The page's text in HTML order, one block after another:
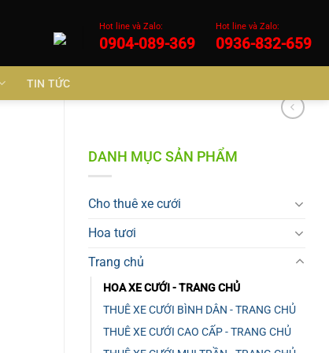
Hot line và Zalo:
0904-089-369
Hot line và Zalo:
0936-832-659
TIN TỨC
DANH MỤC SẢN PHẨM
Cho thuê xe cưới
Hoa tươi
Trang chủ
HOA XE CƯỚI - TRANG CHỦ
THUÊ XE CƯỚI BÌNH DÂN - TRANG CHỦ
THUÊ XE CƯỚI CAO CẤP - TRANG CHỦ